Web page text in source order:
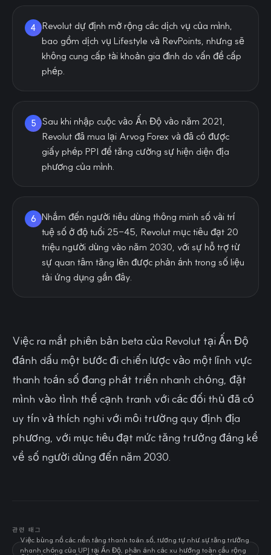
4
Revolut dự định mở rộng các dịch vụ của mình,
bao gồm dịch vụ Lifestyle và RevPoints, nhưng sẽ
không cung cấp tài khoản gia đình do vấn đề cấp
phép.
5
Sau khi nhập cuộc vào Ấn Độ vào năm 2021,
Revolut đã mua lại Arvog Forex và đã có được
giấy phép PPI để tăng cường sự hiện diện địa
phương của mình.
6 Nhắm đến người tiêu dùng thông minh số vài trí
tuệ số ở độ tuổi 25-45, Revolut mục tiêu đạt 20
triệu người dùng vào năm 2030, với sự hỗ trợ từ
sự quan tâm tăng lên được phản ánh trong số liệu
tải ứng dụng gần đây.
Việc ra mắt phiên bản beta của Revolut tại Ấn Độ
đánh dấu một bước đi chiến lược vào một lĩnh vực
thanh toán số đang phát triển nhanh chóng, đặt
mình vào tình thế cạnh tranh với các đối thủ đã có
uy tín và thích nghi với môi trường quy định địa
phương, với mục tiêu đạt mức tăng trưởng đáng kể
về số người dùng đến năm 2030.
관련 태그
Việc bùng nổ các nền tảng thanh toán số, tương tự như sự tăng trưởng
nhanh chóng của UPI tại Ấn Độ, phản ánh các xu hướng toàn cầu rộng